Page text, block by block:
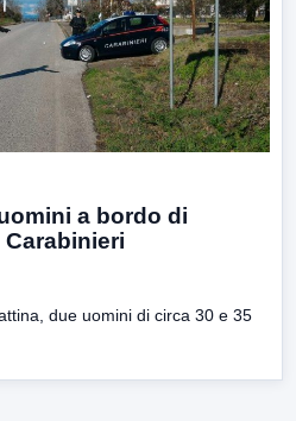
a bordo di
Carabinieri
due uomini di circa 30 e 35